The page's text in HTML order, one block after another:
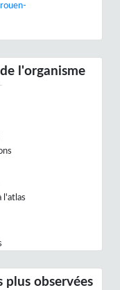
l'organisme
l'atlas
plus observées